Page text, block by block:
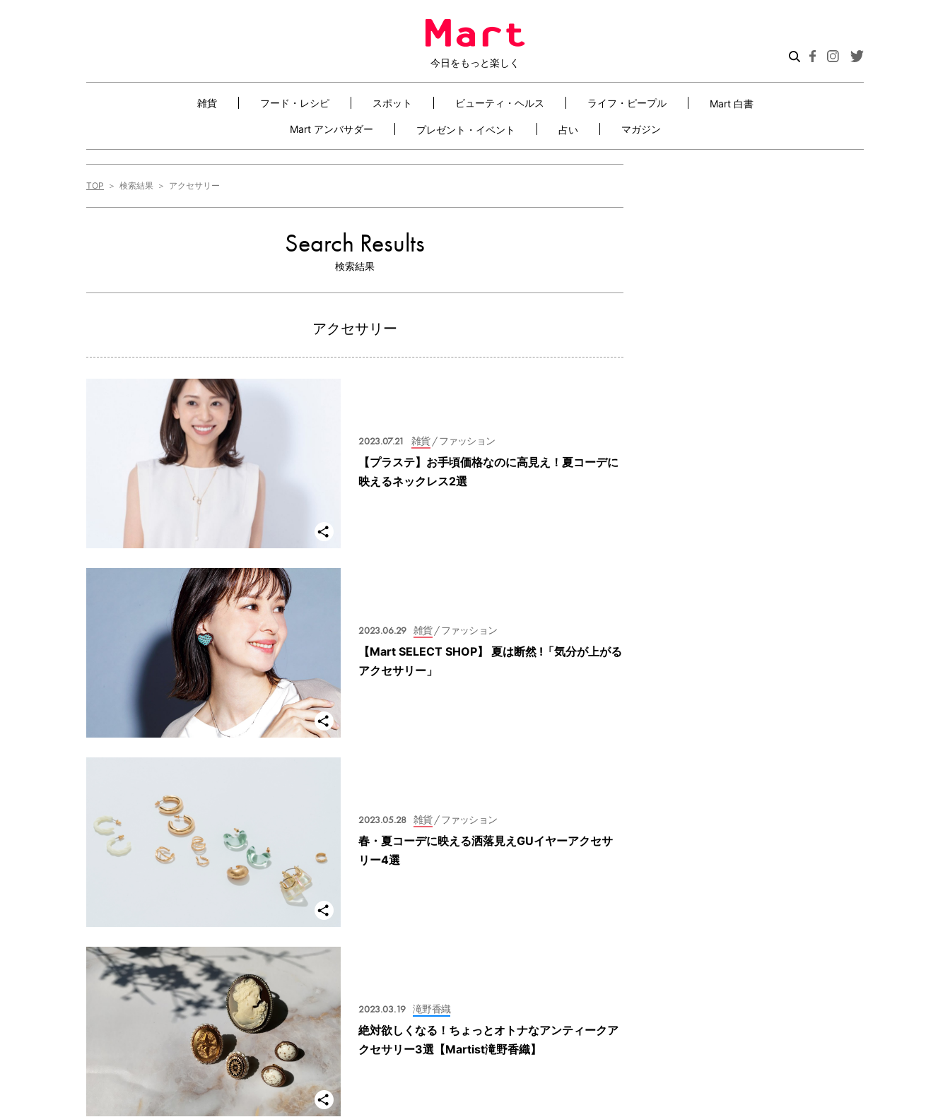
今日をもっと楽しく
雑貨 フード・レシピ スポット ビューティ・ヘルス ライフ・ピープル Mart 白書
Mart アンバサダー プレゼント・イベント 占い マガジン
TOP 検索結果 アクセサリー
Search Results
検索結果
アクセサリー
2023.07.21 雑貨/ ファッション
【プラステ】お手頃価格なのに高見え！夏コーデに
映えるネックレス2選
2023.06.29 雑貨/ ファッション
【Mart SELECT SHOP】 夏は断然 !「気分が上がる
アクセサリー」
2023.05.28 雑貨/ ファッション
春・夏コーデに映える洒落見えGUイヤーアクセサ
リー4選
2023.03.19 滝野香織
絶対欲しくなる！ちょっとオトナなアンティークア
クセサリー3選【Martist滝野香織】